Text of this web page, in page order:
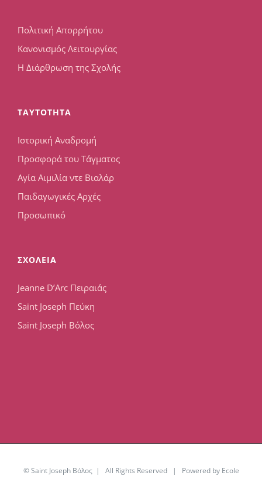
Πολιτική Απορρήτου
Κανονισμός Λειτουργίας
Η Διάρθρωση της Σχολής
TAYTOTHTA
Ιστορική Αναδρομή
Προσφορά του Τάγματος
Αγία Αιμιλία ντε Βιαλάρ
Παιδαγωγικές Αρχές
Προσωπικό
ΣΧΟΛΕΙΑ
Jeanne D’Arc Πειραιάς
Saint Joseph Πεύκη
Saint Joseph Βόλος
© Saint Joseph Βόλος | All Rights Reserved | Powered by Ecole